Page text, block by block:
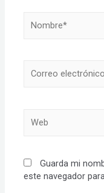
electrónico*
Guarda mi
este navegador